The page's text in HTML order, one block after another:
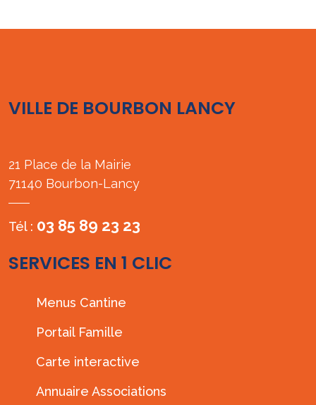
VILLE DE BOURBON LANCY
21 Place de la Mairie
71140 Bourbon-Lancy
Tél : 03 85 89 23 23
SERVICES EN 1 CLIC
Menus Cantine
Portail Famille
Carte interactive
Annuaire Associations